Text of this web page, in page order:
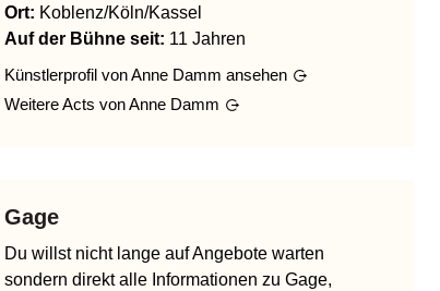
Ort: Koblenz/Köln/Kassel
Auf der Bühne seit: 11 Jahren
Künstlerprofil vonAnne Damm ansehen
Weitere Acts vonAnne Damm
Gage
Du willst nicht lange auf Angebote warten
sondern direkt alle Informationen zu Gage,